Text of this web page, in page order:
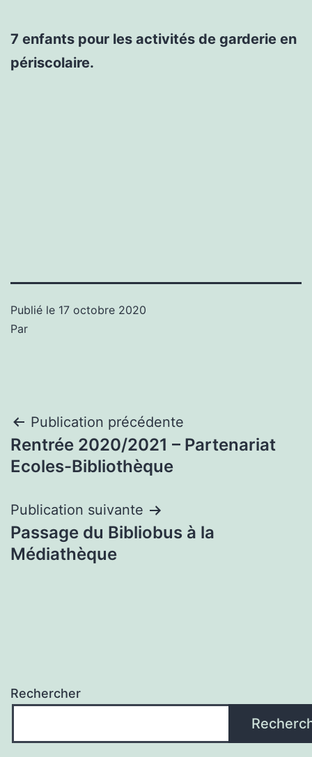
7 enfants pour les activités de garderie en
périscolaire.
Publié le 17 octobre 2020
Par
Navigation
de
Publication précédente
Rentrée 2020/2021 – Partenariat
Ecoles-Bibliothèque
Publication suivante
Passage du Bibliobus à la
Médiathèque
Rechercher